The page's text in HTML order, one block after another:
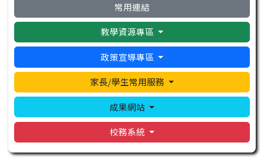
常用連結
教學資源專區
政策宣導專區
家長/學生常用服務
成果網站
校務系統